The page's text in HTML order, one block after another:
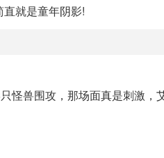
就是童年阴影!
怪兽围攻，那场面真是刺激，